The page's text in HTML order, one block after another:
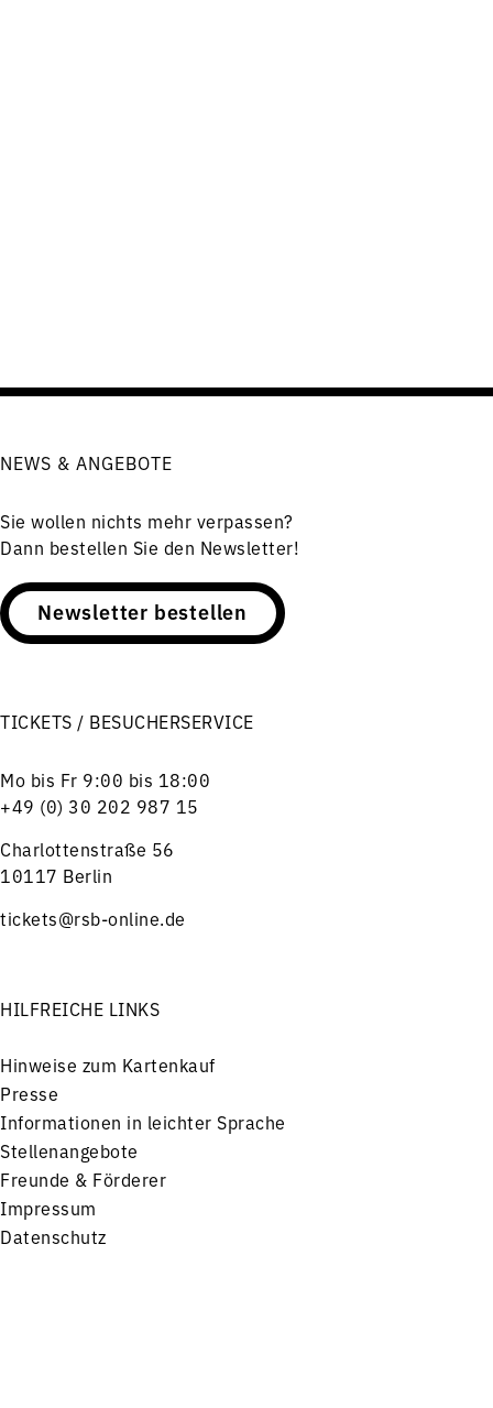
NEWS & ANGEBOTE
Sie wollen nichts mehr verpassen?
Dann bestellen Sie den Newsletter!
Newsletter bestellen
TICKETS / BESUCHERSERVICE
Mo bis Fr 9:00 bis 18:00
+49 (0) 30 202 987 15
Charlottenstraße 56
10117 Berlin
tickets@rsb-online.de
HILFREICHE LINKS
Hinweise zum Kartenkauf
Presse
Informationen in leichter Sprache
Stellenangebote
Freunde & Förderer
Impressum
Datenschutz